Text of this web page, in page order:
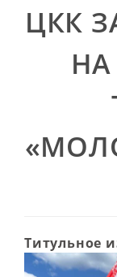
ЦКК
Титульное